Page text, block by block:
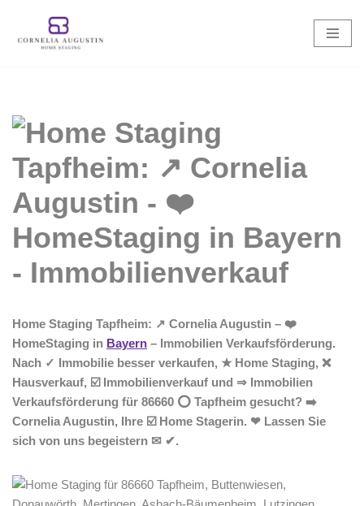
Zum
Home Staging Tapfheim: ↗️ Cornelia Augustin – ❤️
HomeStaging in Bayern – Immobilien Verkaufsförderung.
Nach ✓ Immobilie besser verkaufen, ★ Home Staging, ❌
Hausverkauf, ☑️ Immobilienverkauf und ⇒ Immobilien
Verkaufsförderung für 86660 ⭕ Tapfheim gesucht? ➡️
Cornelia Augustin, Ihre ☑️ Home Stagerin. ❤ Lassen Sie
sich von uns begeistern ✉ ✔.